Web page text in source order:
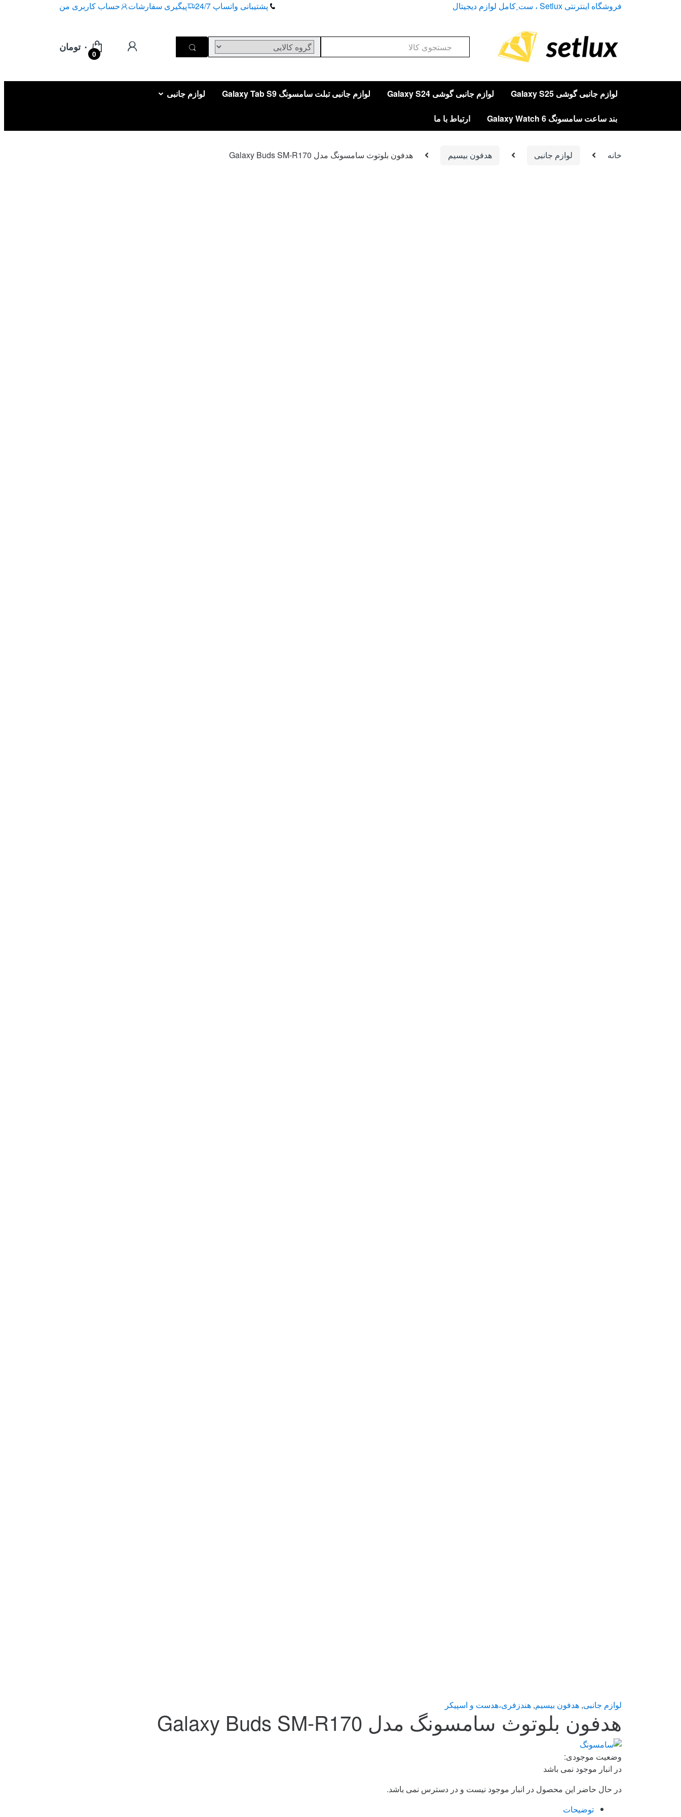
فروشگاه اینترنتی Setlux ، ست ِکامل لوازم دیجیتال پشتیبانی واتساپ 24/7 پیگیری سفارشات حساب کاربری من
0
۰ تومان
لوازم جانبی گوشی Galaxy S25 لوازم جانبی گوشی Galaxy S24 لوازم جانبی تبلت سامسونگ Galaxy Tab S9 لوازم جانبی
بند ساعت سامسونگ Galaxy Watch 6 ارتباط با ما
خانه لوازم جانبی هدفون بیسیم هدفون بلوتوث سامسونگ مدل Galaxy Buds SM-R170
لوازم جانبی, هدفون بیسیم, هندزفری،هدست و اسپیکر
هدفون بلوتوث سامسونگ مدل Galaxy Buds SM-R170
وضعیت موجودی:
در انبار موجود نمی باشد
در حال حاضر این محصول در انبار موجود نیست و در دسترس نمی باشد.
توضیحات